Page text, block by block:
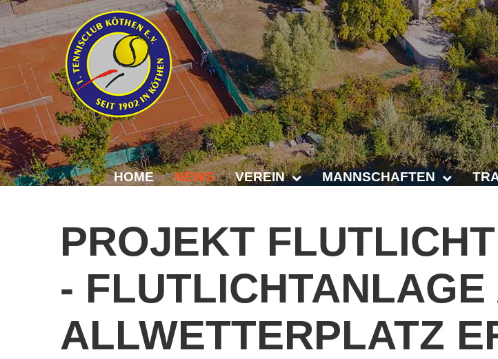
HOME NEWS VEREIN
Das Clubhaus
Die Tennisanlage
Mitgliedschaft
Downloads
MANNSCHAFTEN
Punktspiele Wintersaison 2025/2026
Erwachsene
Jugend
PROJEKT FLUTLICHT
- FLUTLICHTANLAGE
ALLWETTERPLATZ